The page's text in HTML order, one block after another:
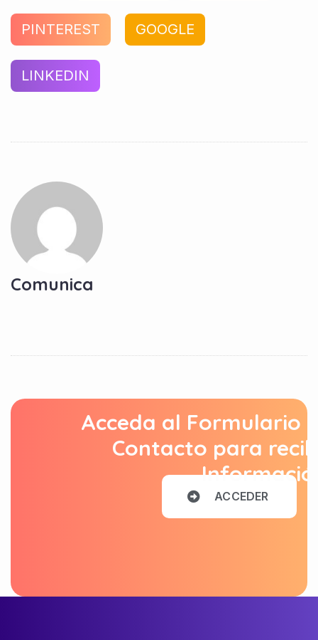
PINTEREST GOOGLE
LINKEDIN
Comunica
Acceda al Formulario
Contacto para
ACCEDER